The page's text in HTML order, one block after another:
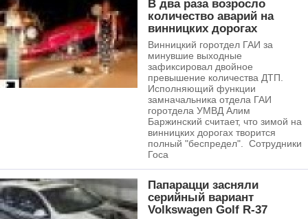
В два раза возросло
количество аварий на
винницких дорогах
Винницкий горотдел ГАИ за
минувшие выходные
зафиксировал двойное
превышение количества ДТП.
Исполняющий функции
замначальника отдела ГАИ
горотдела УМВД Алим
Баржинский считает, что зимой на
винницких дорогах творится
полный "беспредел". Сотрудники
Госа
Папарацци засняли
серийный вариант
Volkswagen Golf R-37